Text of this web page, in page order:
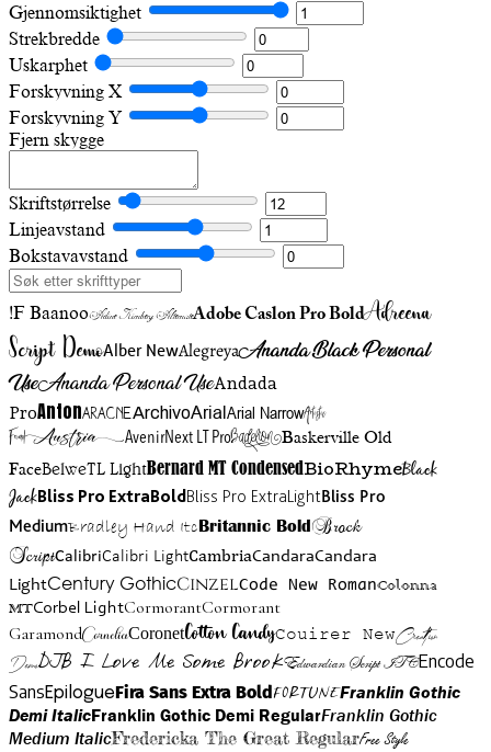
Gjennomsiktighet
Strekbredde
Uskarphet
Forskyvning X
Forskyvning Y
Fjern skygge
Skriftstørrelse
Linjeavstand
Bokstavavstand
!F BaanooAdine Kirnberg AlternateAdobe Caslon Pro BoldAdreena
Script DemoAlber NewAlegreyaAnanda Black Personal
UseAnanda Personal UseAndada
ProAntonAracneArchivoArialArial NarrowArtistic
FriendAustriaAvenirNext LT ProBadelionBaskerville Old
FaceBelweTL LightBernard MT CondensedBioRhymeBlack
JackBliss Pro ExtraBoldBliss Pro ExtraLightBliss Pro
MediumBradley Hand Itc Britannic Bold Brock
ScriptCalibriCalibri LightCambriaCandaraCandara
LightCentury GothicCinzelCode New RomanColonna
MTCorbel LightCormorantCormorant
GaramondCorneliaCoronetCotton CandyCouirer NewCreattion
DemoDJB I Love Me Some BrookEdwardian Script ITCEncode
SansEpilogueFira Sans Extra BoldFortuneFranklin Gothic
Demi ItalicFranklin Gothic Demi RegularFranklin Gothic
Medium ItalicFredericka The Great RegularFree Style